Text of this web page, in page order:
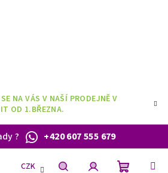
NA VÁS V NAŠÍ PRODEJNĚ V
OD 1.BŘEZNA.
? +420 607 555 679
CZK